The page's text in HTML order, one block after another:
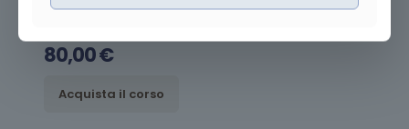
80,00€
Acquista il corso